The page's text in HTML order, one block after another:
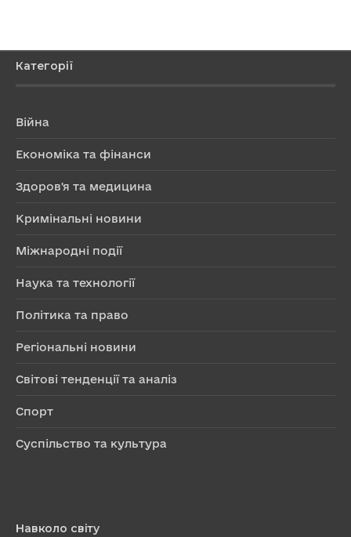
Категорії
Війна
Економіка та фінанси
Здоров'я та медицина
Кримінальні новини
Міжнародні події
Наука та технології
Політика та право
Регіональні новини
Світові тенденції та аналіз
Спорт
Суспільство та культура
Навколо світу